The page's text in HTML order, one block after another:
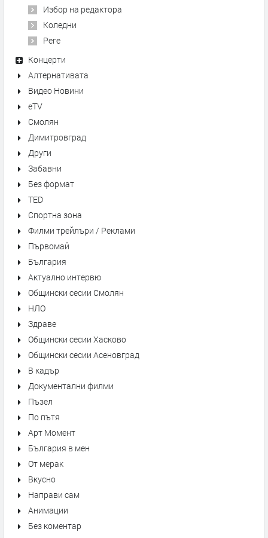
Избор на редактора
Коледни
Реге
Концерти
Алтернативата
Видео Новини
eTV
Смолян
Димитровград
Други
Забавни
Без формат
TED
Спортна зона
Филми трейлъри / Реклами
Първомай
България
Актуално интервю
Общински сесии Смолян
НЛО
Здраве
Общински сесии Хасково
Общински сесии Асеновград
В кадър
Документални филми
Пъзел
По пътя
Арт Момент
България в мен
От мерак
Вкусно
Направи сам
Анимации
Без коментар